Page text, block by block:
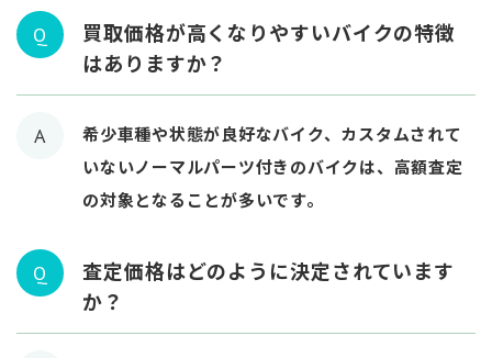
Q
買取価格が高くなりやすいバイクの特徴
はありますか？
A
希少車種や状態が良好なバイク、カスタムされて
いないノーマルパーツ付きのバイクは、高額査定
の対象となることが多いです。
Q
査定価格はどのように決定されています
か？